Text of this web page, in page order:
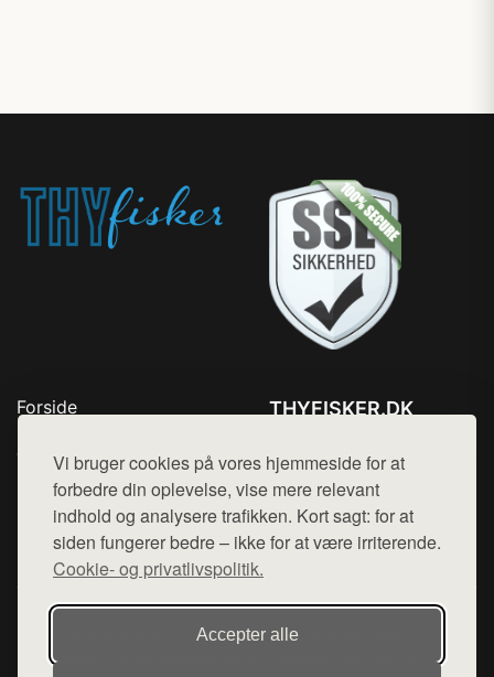
Vi bruger cookies på vores hjemmeside for at
forbedre din oplevelse, vise mere relevant
indhold og analysere trafikken. Kort sagt: for at
siden fungerer bedre – ikke for at være irriterende.
Cookie- og privatlivspolitik.
Accepter alle
Forside
Top Rabatter
Kontakt
THYFISKER.DK
Mail: hej@want.dk
Cookie- og privatlivspolitik
Denne side er en del af want.dk, der udgiver en række
hjemmesider med præsentation af forskellige produkter fra